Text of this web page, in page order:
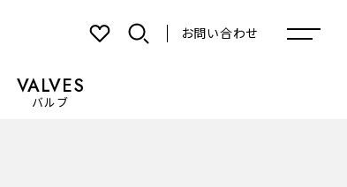
お問い合わせ
VALVES
バルブ